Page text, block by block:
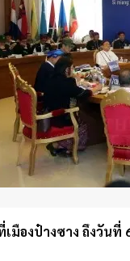
มืองป๋างซาง ถึงวันที่